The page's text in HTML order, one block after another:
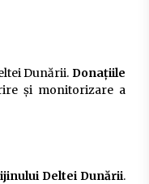
Dunării. Donațiile
și monitorizare a
Deltei Dunării.